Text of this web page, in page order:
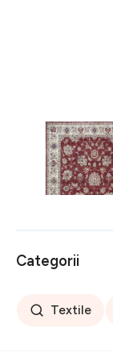
Covor rezistent
05 - Red, Ivory,
poliester, 80
256 lei
Categorii
Textile